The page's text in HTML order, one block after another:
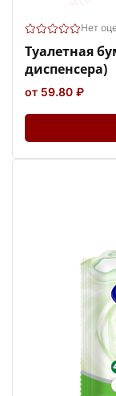
Нет
Туалетная
диспенсера)
от 59.80 ₽